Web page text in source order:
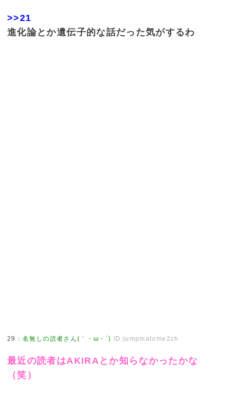
>>21
進化論とか遺伝子的な話だった気がするわ
29 ：名無しの読者さん(｀・ω・´) ID:jumpmatome2ch
最近の読者はAKIRAとか知らなかったかな
（笑）